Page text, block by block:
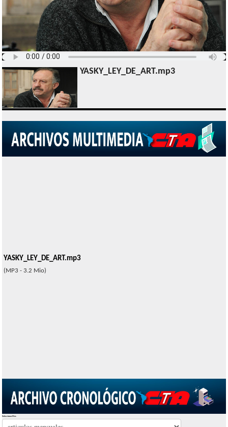
YASKY_LEY_DE_ART.mp3
YASKY_LEY_DE_ART.mp3
(MP3 - 3.2 Mio)
Seleccionar Mes